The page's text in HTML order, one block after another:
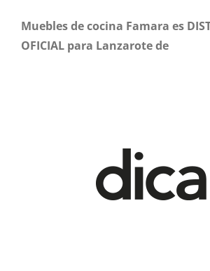
Muebles de cocina Famara es
OFICIAL para Lanzarote de